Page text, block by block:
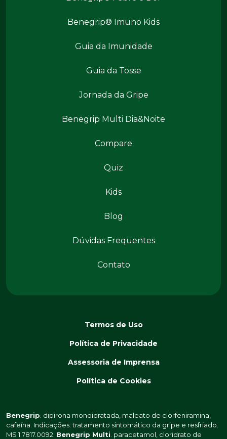
Benegrip® Imuno Kids
Benegrip Mais
Guia da Imunidade
Guia da Tosse
Jornada da Gripe
Benegrip Multi Dia&Noite
Benegrip Mais
Compare
Quiz
Kids
Blog
Dúvidas Frequentes
Contato
Termos de Uso
Política de Privacidade
Assessoria de Imprensa
Política de Cookies
Benegrip . dipirona monoidratada, maleato de clorfeniramina,
cafeína. Indicações: tratamento sintomático da gripe e resfriado.
MS 1.7817.0092. Benegrip Multi . paracetamol, cloridrato de